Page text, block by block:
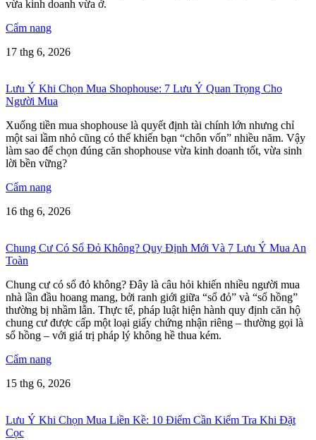
vừa kinh doanh vừa ở.
Cẩm nang
17 thg 6, 2026
Lưu Ý Khi Chọn Mua Shophouse: 7 Lưu Ý Quan Trọng Cho
Người Mua
Xuống tiền mua shophouse là quyết định tài chính lớn nhưng chỉ
một sai lầm nhỏ cũng có thể khiến bạn “chôn vốn” nhiều năm. Vậy
làm sao để chọn đúng căn shophouse vừa kinh doanh tốt, vừa sinh
lời bền vững?
Cẩm nang
16 thg 6, 2026
Chung Cư Có Sổ Đỏ Không? Quy Định Mới Và 7 Lưu Ý Mua An
Toàn
Chung cư có sổ đỏ không? Đây là câu hỏi khiến nhiều người mua
nhà lần đầu hoang mang, bởi ranh giới giữa “sổ đỏ” và “sổ hồng”
thường bị nhầm lẫn. Thực tế, pháp luật hiện hành quy định căn hộ
chung cư được cấp một loại giấy chứng nhận riêng – thường gọi là
sổ hồng – với giá trị pháp lý không hề thua kém.
Cẩm nang
15 thg 6, 2026
Lưu Ý Khi Chọn Mua Liền Kề: 10 Điểm Cần Kiểm Tra Khi Đặt
Cọc